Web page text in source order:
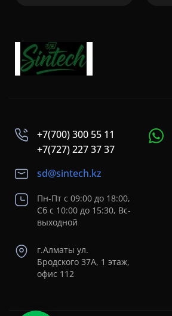
+7(700) 300 55 11
+7(727) 227 37 37
sd@sintech.kz
Пн-Пт с 09:00 до 18:00,
Сб с 10:00 до 15:30, Вс-
выходной
г.Алматы ул.
Бродского 37A, 1 этаж,
офис 112